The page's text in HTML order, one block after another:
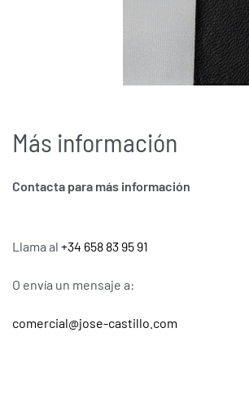
Más información
Contacta para más información
Llama al +34 658 83 95 91
O envía un mensaje a:
comercial@jose-castillo.com